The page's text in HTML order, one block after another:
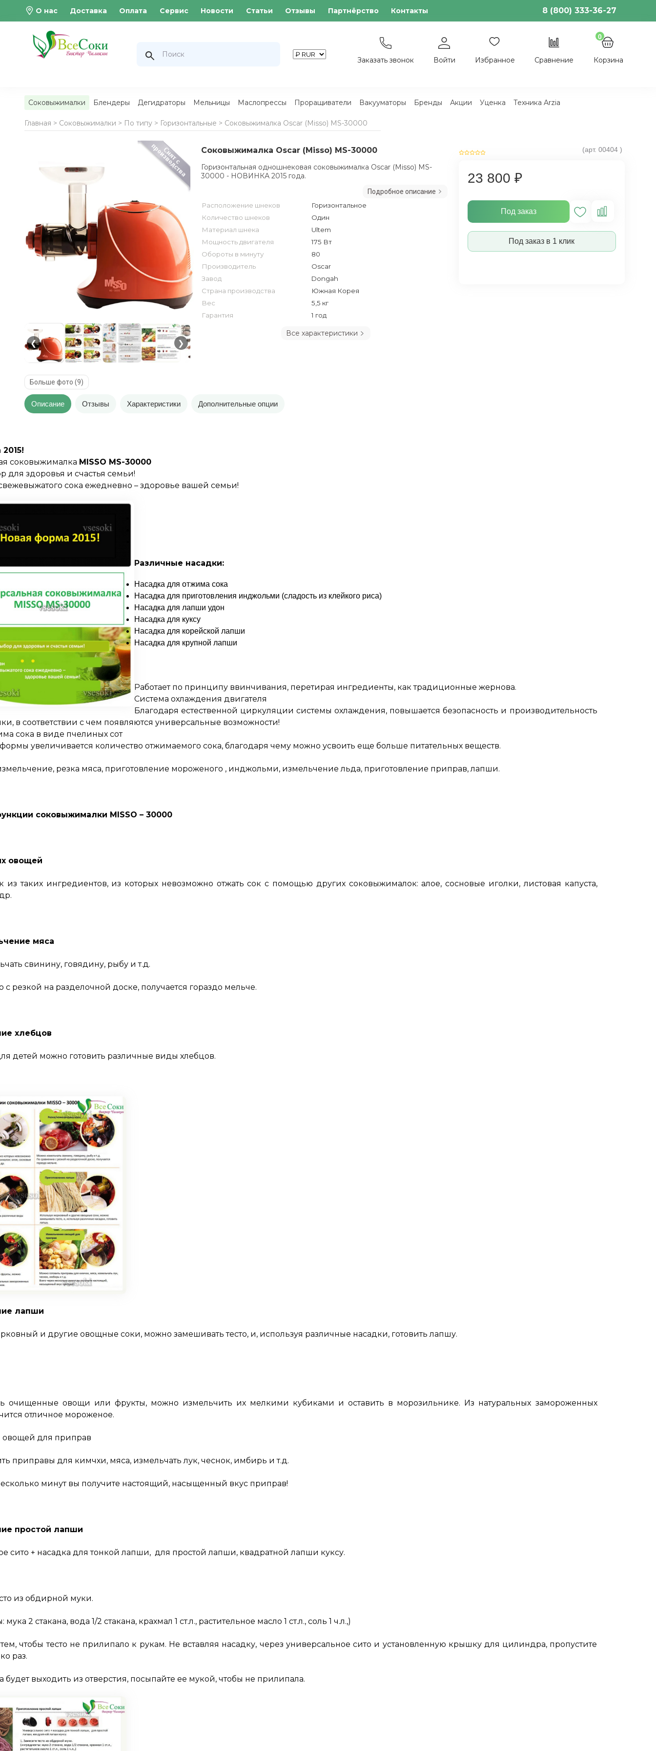
О нас Доставка Оплата Сервис Новости Статьи Отзывы Партнёрство Контакты 8 (800) 333-36-27
Заказать звонок Войти Избранное Сравнение
0
Корзина
Соковыжималки Блендеры Дегидраторы Мельницы Маслопрессы Проращиватели Вакууматоры Бренды Акции Уценка Техника Arzia
Главная > Соковыжималки > По типу> Горизонтальные > Соковыжималка Oscar (Misso) MS-30000
❮ ❯
Больше фото (9)
Соковыжималка Oscar (Misso) MS-30000 (арт. 00404 )
23 800 ₽
Под заказ
Под заказ в 1 клик
Горизонтальная одношнековая соковыжималка Oscar (Misso) MS-
30000 - НОВИНКА 2015 года.
Подробное описание
Расположение шнеков
Горизонтальное
Количество шнеков
Один
Материал шнека
Ultem
Мощность двигателя
175 Вт
Обороты в минуту
80
Производитель
Oscar
Завод
Dongah
Страна производства
Южная Корея
Вес
5,5 кг
Гарантия
1 год
Все характеристики
Описание Отзывы Характеристики Дополнительные опции
соковыжималка MISSO MS-30000
здоровья и счастья семьи!
сока ежедневно – здоровье вашей семьи!
Различные насадки:
Насадка для отжима сока
Насадка для приготовления инджольми (сладость из клейкого риса)
Насадка для лапши удон
Насадка для куксу
Насадка для корейской лапши
Насадка для крупной лапши
Работает по принципу ввинчивания, перетирая ингредиенты, как традиционные жернова.
Система охлаждения двигателя
Благодаря естественной циркуляции системы охлаждения, повышается безопасность и производительность
в соответствии с чем появляются универсальные возможности!
сока в виде пчелиных сот
формы увеличивается количество отжимаемого сока, благодаря чему можно усвоить еще больше питательных веществ.
резка мяса, приготовление мороженого , инджольми, измельчение льда, приготовление приправ, лапши.
соковыжималки MISSO – 30000
овощей
из таких ингредиентов, из которых невозможно отжать сок с помощью других соковыжималок: алое, сосновые иголки, листовая капуста,
мяса
свинину, говядину, рыбу и т.д.
резкой на разделочной доске, получается гораздо мельче.
хлебцов
детей можно готовить различные виды хлебцов.
лапши
и другие овощные соки, можно замешивать тесто, и, используя различные насадки, готовить лапшу.
очищенные овощи или фрукты, можно измельчить их мелкими кубиками и оставить в морозильнике. Из натуральных замороженных
отличное мороженое.
для приправ
приправы для кимчхи, мяса, измельчать лук, чеснок, имбирь и т.д.
минут вы получите настоящий, насыщенный вкус приправ!
простой лапши
сито + насадка для тонкой лапши, для простой лапши, квадратной лапши куксу.
из обдирной муки.
2 стакана, вода 1/2 стакана, крахмал 1 ст.л., растительное масло 1 ст.л., соль 1 ч.л.,)
чтобы тесто не прилипало к рукам. Не вставляя насадку, через универсальное сито и установленную крышку для цилиндра, пропустите
раз.
будет выходить из отверстия, посыпайте ее мукой, чтобы не прилипала.